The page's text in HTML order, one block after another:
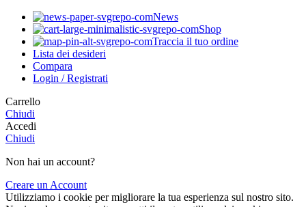
News
Shop
Traccia il tuo ordine
Lista dei desideri
Compara
Login / Registrati
Carrello
Chiudi
Accedi
Chiudi
Non hai un account?
Creare un Account
Utilizziamo i cookie per migliorare la tua esperienza sul nostro sito.